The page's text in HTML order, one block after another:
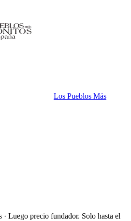
Los Pueblos Más
· Luego precio fundador. Solo hasta el